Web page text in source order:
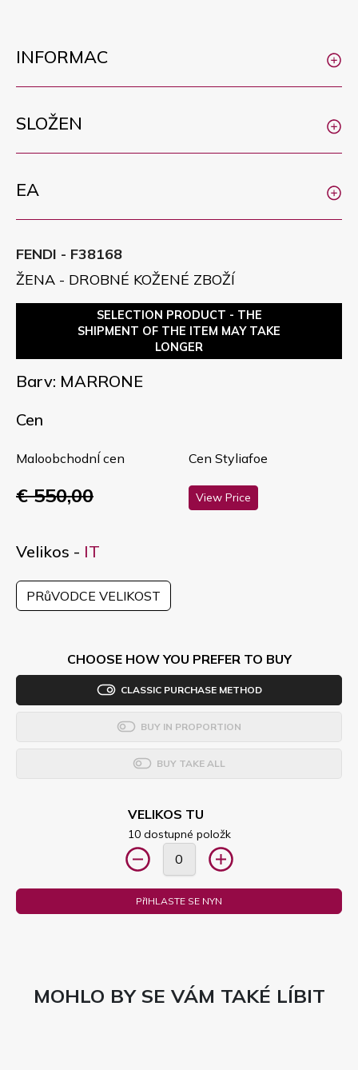
INFORMAC
SLOŽEN
EA
FENDI - F38168
ŽENA - DROBNÉ KOŽENÉ ZBOŽÍ
SELECTION PRODUCT - THE
SHIPMENT OF THE ITEM MAY TAKE
LONGER
Barv: MARRONE
Cen
MaloobchodnÍ cen
€ 550,00
Cen Styliafoe
View Price
Velikos - IT
PRůVODCE VELIKOST
CHOOSE HOW YOU PREFER TO BUY
CLASSIC PURCHASE METHOD
BUY IN PROPORTION
BUY TAKE ALL
VELIKOS TU
10 dostupné položk
PřIHLASTE SE NYN
MOHLO BY SE VÁM TAKÉ LÍBIT